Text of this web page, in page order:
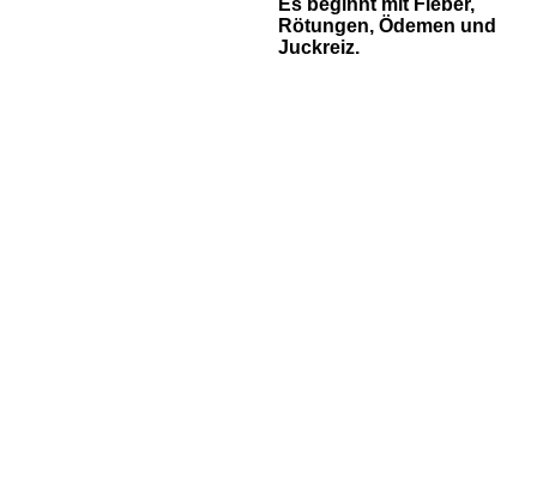
Es beginnt mit Fieber,
Rötungen, Ödemen und
Juckreiz.